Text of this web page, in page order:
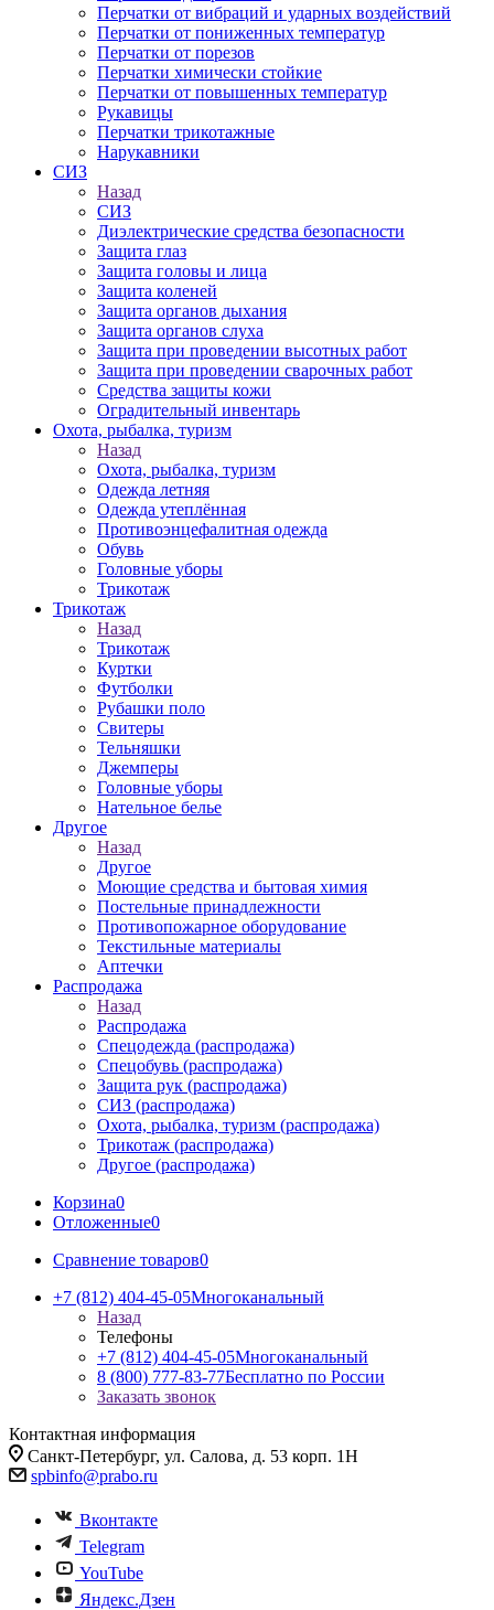
Перчатки от вибраций и ударных воздействий
Перчатки от пониженных температур
Перчатки от порезов
Перчатки химически стойкие
Перчатки от повышенных температур
Рукавицы
Перчатки трикотажные
Нарукавники
СИЗ
Назад
СИЗ
Диэлектрические средства безопасности
Защита глаз
Защита головы и лица
Защита коленей
Защита органов дыхания
Защита органов слуха
Защита при проведении высотных работ
Защита при проведении сварочных работ
Средства защиты кожи
Оградительный инвентарь
Охота, рыбалка, туризм
Назад
Охота, рыбалка, туризм
Одежда летняя
Одежда утеплённая
Противоэнцефалитная одежда
Обувь
Головные уборы
Трикотаж
Трикотаж
Назад
Трикотаж
Куртки
Футболки
Рубашки поло
Свитеры
Тельняшки
Джемперы
Головные уборы
Нательное белье
Другое
Назад
Другое
Моющие средства и бытовая химия
Постельные принадлежности
Противопожарное оборудование
Текстильные материалы
Аптечки
Распродажа
Назад
Распродажа
Спецодежда (распродажа)
Спецобувь (распродажа)
Защита рук (распродажа)
СИЗ (распродажа)
Охота, рыбалка, туризм (распродажа)
Трикотаж (распродажа)
Другое (распродажа)
Корзина0
Отложенные0
Сравнение товаров0
+7 (812) 404-45-05Многоканальный
Назад
Телефоны
+7 (812) 404-45-05Многоканальный
8 (800) 777-83-77Бесплатно по России
Заказать звонок
Контактная информация
Санкт-Петербург, ул. Салова, д. 53 корп. 1Н
spbinfo@prabo.ru
Вконтакте
Telegram
YouTube
Яндекс.Дзен